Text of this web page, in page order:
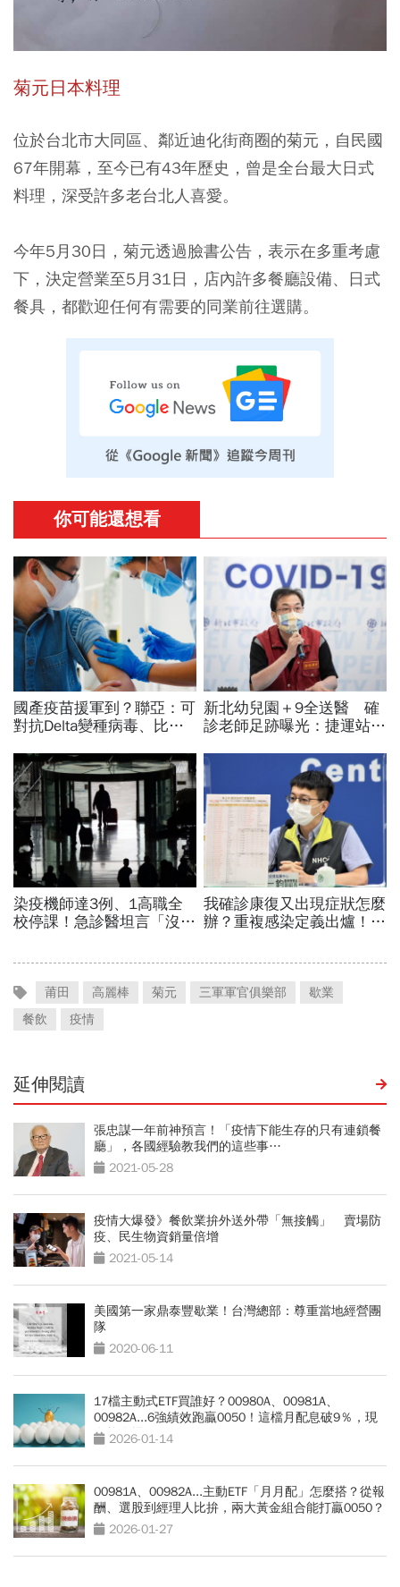
菊元日本料理
位於台北市大同區、鄰近迪化街商圈的菊元，自民國
67年開幕，至今已有43年歷史，曾是全台最大日式
料理，深受許多老台北人喜愛。
今年5月30日，菊元透過臉書公告，表示在多重考慮
下，決定營業至5月31日，店內許多餐廳設備、日式
餐具，都歡迎任何有需要的同業前往選購。
莆田 高麗棒 菊元 三軍軍官俱樂部
歇業
餐飲
疫情
延伸閱讀
張忠謀一年前神預言！「疫情下能生存的只有連鎖餐
廳」，各國經驗教我們的這些事…
2021-05-28
疫情大爆發》餐飲業拚外送外帶「無接觸」 賣場防
疫、民生物資銷量倍增
2021-05-14
美國第一家鼎泰豐歇業！台灣總部：尊重當地經營團
隊
2020-06-11
17檔主動式ETF買誰好？00980A、00981A、
00982A...6強績效跑贏0050！這檔月配息破9％，現
在能進場？
2026-01-14
00981A、00982A...主動ETF「月月配」怎麼搭？從報
酬、選股到經理人比拚，兩大黃金組合能打贏0050？
2026-01-27